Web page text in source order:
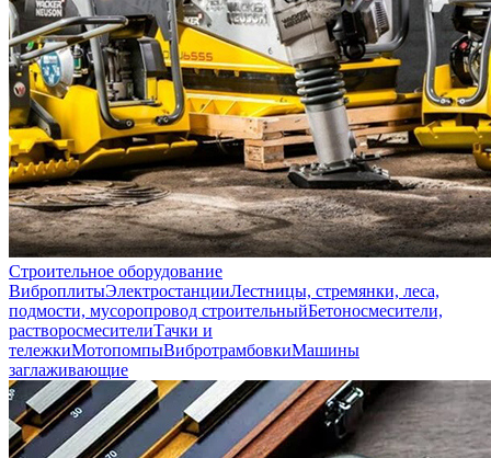
Строительное оборудование
ВиброплитыЭлектростанцииЛестницы, стремянки, леса,
подмости, мусоропровод строительныйБетоносмесители,
растворосмесителиТачки и
тележкиМотопомпыВибротрамбовкиМашины
заглаживающие